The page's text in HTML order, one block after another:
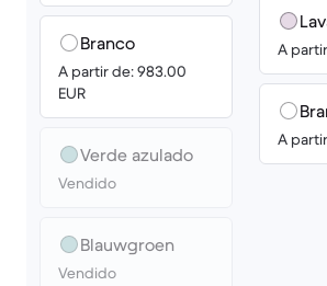
Branco
A partir de: 983.00
EUR
Verde azulado
Vendido
Blauwgroen
Vendido
A
A